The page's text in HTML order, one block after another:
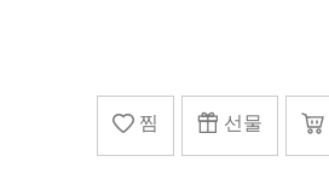
찜 선물